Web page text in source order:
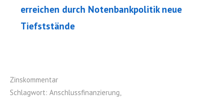
erreichen durch Notenbankpolitik neue
Tiefststände
Zinskommentar
Schlagwort: Anschlussfinanzierung,